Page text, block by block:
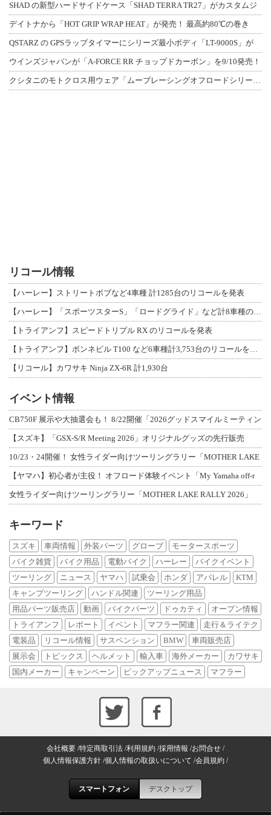
SHAD の新型ハードサイドケース「SHAD TERRA TR27」がカスタムジ
デイトナから「HOT GRIP WRAP HEAT」が発売！ 最高約80℃の巻き
QSTARZ の GPSラップタイマーにシリーズ最小ボディ「LT-9000S」が
ウインズジャパンが「A-FORCE RR チョップドカーボン」を9/10発売！
クシタニのモトクロス用ウェア「ムーブレーシングオフロードシリーズ」3アイテムが登
リコール情報
【ハーレー】ストリートボブなど4車種 計1285台のリコールを発表
【ハーレー】「スポーツスターS」「ロードグライド」など計8車種のリコールを発表
【トライアンフ】スピードトリプル RX のリコールを発表
【トライアンフ】ボンネビル T100 など6車種計3,753台のリコールを発表
【リコール】カワサキ Ninja ZX-6R 計1,930台
イベント情報
CB750F 展示や大抽選会も！ 8/22開催「2026グッドスマイルミーティン
【スズキ】「GSX-S/R Meeting 2026」オリジナルグッズの先行販売
10/23・24開催！ 女性ライダー向けツーリングラリー「MOTHER LAKE
【ヤマハ】初心者が主役！ オフロード体験イベント「My Yamaha off-r
女性ライダー向けツーリングラリー「MOTHER LAKE RALLY 2026」
キーワード
スズキ 車両情報 外装パーツ グローブ
モータースポーツ
バイク雑貨
バイク用品 電動バイク ハーレー
バイクイベント
ツーリング
ニュース ヤマハ 試乗会 ホンダ アパレル
KTM
キャンプツーリング
ハンドル関連
ツーリング用品
用品パーツ販売店
動画 バイクパーツ ドゥカティ
オープン情報
トライアンフ
レポート イベント マフラー関連
走行＆ライテク
電装品
リコール情報 サスペンション BMW
車両販売店
展示会
トピックス ヘルメット 輸入車 海外メーカー
カワサキ
国内メーカー
キャンペーン ピックアップニュース マフラー
会社概要 特定商取引法 利用規約 採用情報 お問合せ
個人情報保護方針 個人情報の取扱いについて 会員規約
スマートフォン デスクトップ